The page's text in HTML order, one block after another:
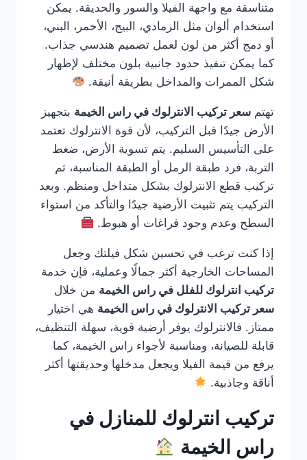
متناسقة مع واجهة الفيلا والسور والحديقة. يمكن
استخدام ألوان مثل الرمادي، البيج، الأحمر، البني،
أو دمج أكثر من لون لعمل تصميم هندسي جذاب.
كما يمكن تنفيذ حدود جانبية بلون مختلف لإظهار
شكل الممرات والمداخل بطريقة أنيقة.
تهتم سعر تركيب الانترلوك في راس الخيمة بتجهيز
الأرض جيدًا قبل التركيب، لأن قوة الانترلوك تعتمد
على التأسيس السليم. يتم تسوية الأرض، ضغط
التربة، فرد طبقة الرمل أو الطبقة المناسبة، ثم
تركيب قطع الانترلوك بشكل متداخل ومنظم. وبعد
التركيب يتم تثبيت الأرضية جيدًا والتأكد من استواء
السطح وعدم وجود فراغات أو هبوط.
إذا كنت ترغب في تحسين شكل فيلتك وجعل
المساحات الخارجية أكثر جمالًا وعملية، فإن خدمة
تركيب انترلوك للفلل في راس الخيمة من خلال
سعر تركيب الانترلوك في راس الخيمة هي اختيار
ممتاز. فالانترلوك يوفر أرضية قوية، سهلة التنظيف،
قابلة للصيانة، ومناسبة لأجواء راس الخيمة، كما
يرفع من قيمة الفيلا ويجعل مدخلها وحديقتها أكثر
أناقة وجاذبية.
تركيب انترلوك للمنازل في
راس الخيمة